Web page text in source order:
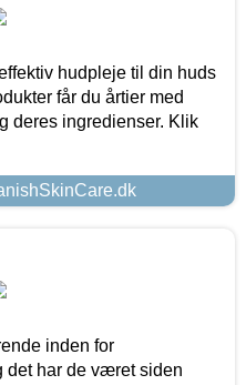
hudpleje til din huds
får du årtier med
deres ingredienser. Klik
inden for
det har de været siden